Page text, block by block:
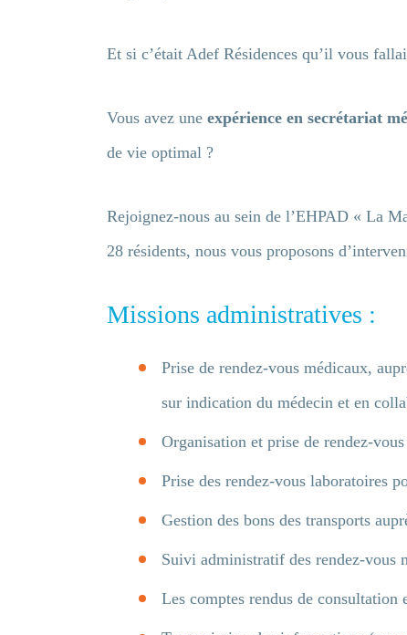
Et si c’était Adef Résidences qu’il vous
Vous avez une expérience en secrétariat
de vie optimal ?
Rejoignez-nous au sein de l’EHPAD « La
28 résidents, nous vous proposons
Missions administratives :
Prise de rendez-vous médicaux,
sur indication du médecin et en
Organisation et prise de rendez-
Prise des rendez-vous laboratoires
Gestion des bons des transports
Suivi administratif des rendez-vous
Les comptes rendus de consultation